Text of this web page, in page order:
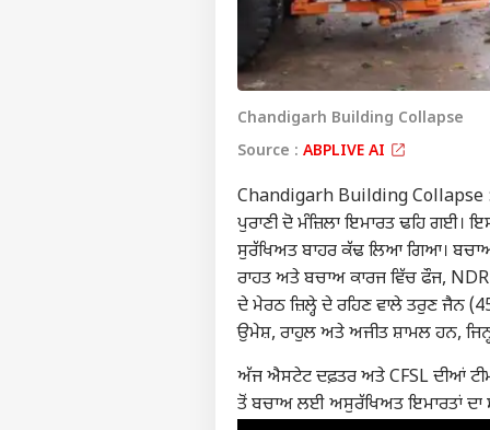
Chandigarh Building Collapse
Source : ABPLIVE AI
Chandigarh Building Collapse :
ਪੁਰਾਣੀ ਦੋ ਮੰਜ਼ਿਲਾ ਇਮਾਰਤ ਢਹਿ ਗਈ।
ਸੁਰੱਖਿਅਤ ਬਾਹਰ ਕੱਢ ਲਿਆ ਗਿਆ।
ਰਾਹਤ ਅਤੇ ਬਚਾਅ ਕਾਰਜ ਵਿੱਚ ਫੌਜ,
ਦੇ ਮੇਰਠ ਜ਼ਿਲ੍ਹੇ ਦੇ ਰਹਿਣ ਵਾਲੇ ਤਰੁਣ ਜੈਨ
ਉਮੇਸ਼, ਰਾਹੁਲ ਅਤੇ ਅਜੀਤ ਸ਼ਾਮਲ ਹਨ,
ਅੱਜ ਐਸਟੇਟ ਦਫ਼ਤਰ ਅਤੇ CFSL ਦੀਆਂ
ਤੋਂ ਬਚਾਅ ਲਈ ਅਸੁਰੱਖਿਅਤ ਇਮਾਰਤਾਂ ਦਾ